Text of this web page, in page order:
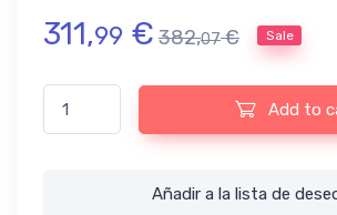
311,99 € 382,07 € Sale
Altavoces Logitech Z906 5.1 con
Add to
Añadir a la lista de